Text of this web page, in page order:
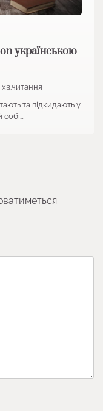
українською
хв.читання
та підкидають у
собі…